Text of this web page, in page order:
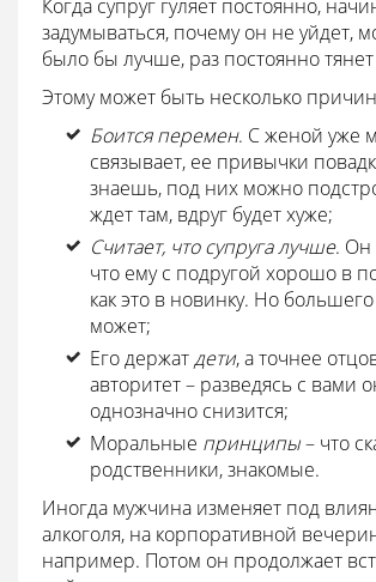
Когда супруг гуляет постоянно,
задумываться, почему он не уйдет,
было бы лучше, раз постоянно
Этому может быть несколько
Боится перемен. С женой уже
связывает, ее привычки
знаешь, под них можно
ждет там, вдруг будет хуже;
Считает, что супруга лучше. Он
что ему с подругой хорошо в
как это в новинку. Но
может;
Его держатдети, а точнее
авторитет – разведясь с вами
однозначно снизится;
Моральные принципы– что
родственники, знакомые.
Иногда мужчина изменяет под
алкоголя, на корпоративной
например. Потом он продолжает